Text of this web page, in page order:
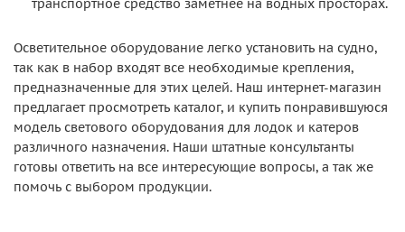
транспортное средство заметнее на водных просторах.
Осветительное оборудование легко установить на судно,
так как в набор входят все необходимые крепления,
предназначенные для этих целей. Наш интернет-магазин
предлагает просмотреть каталог, и купить понравившуюся
модель светового оборудования для лодок и катеров
различного назначения. Наши штатные консультанты
готовы ответить на все интересующие вопросы, а так же
помочь с выбором продукции.